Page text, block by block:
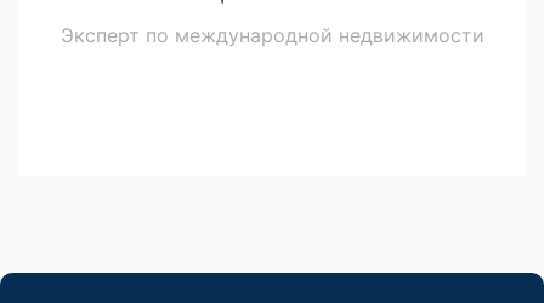
Эксперт по международной недвижимости